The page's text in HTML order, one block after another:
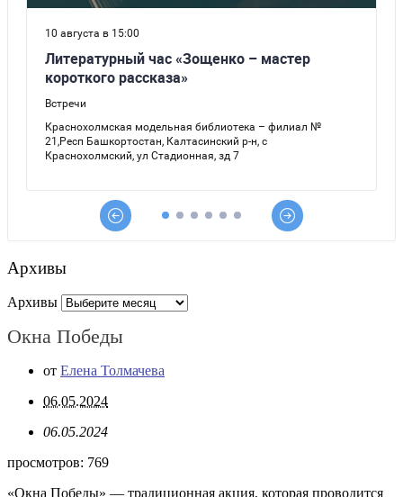
Архивы
Архивы
Окна Победы
от Елена Толмачева
06.05.2024
06.05.2024
просмотров: 769
«Окна Победы» — традиционная акция, которая проводится